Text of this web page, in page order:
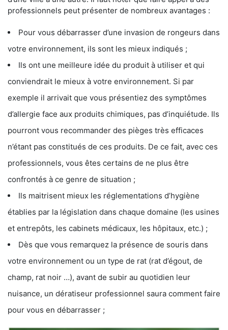
professionnels peut présenter de nombreux avantages :
Pour vous débarrasser d’une invasion de rongeurs dans
votre environnement, ils sont les mieux indiqués ;
Ils ont une meilleure idée du produit à utiliser et qui
conviendrait le mieux à votre environnement. Si par
exemple il arrivait que vous présentiez des symptômes
d’allergie face aux produits chimiques, pas d’inquiétude. Ils
pourront vous recommander des pièges très efficaces
n’étant pas constitués de ces produits. De ce fait, avec ces
professionnels, vous êtes certains de ne plus être
confrontés à ce genre de situation ;
Ils maitrisent mieux les réglementations d’hygiène
établies par la législation dans chaque domaine (les usines
et entrepôts, les cabinets médicaux, les hôpitaux, etc.) ;
Dès que vous remarquez la présence de souris dans
votre environnement ou un type de rat (rat d’égout, de
champ, rat noir …), avant de subir au quotidien leur
nuisance, un dératiseur professionnel saura comment faire
pour vous en débarrasser ;